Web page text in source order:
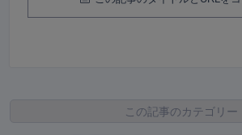
この記事のカテゴリー